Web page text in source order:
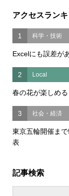
アクセスラン
1 科学・技術
Excelにも誤差が
2 Local
春の花が楽しめ
3 社会・経済
東京五輪開催ま
表
記事検索